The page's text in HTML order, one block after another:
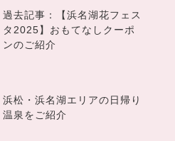
過去記事：【浜名湖花フェス
タ2025】おもてなしクーポ
ンのご紹介
浜松・浜名湖エリアの日帰り
温泉をご紹介